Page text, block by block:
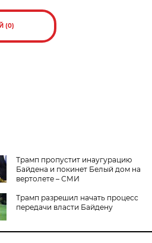
(0)
Трамп пропустит инаугурацию
Байдена и покинет Белый дом на
вертолете – СМИ
Трамп разрешил начать процесс
передачи власти Байдену